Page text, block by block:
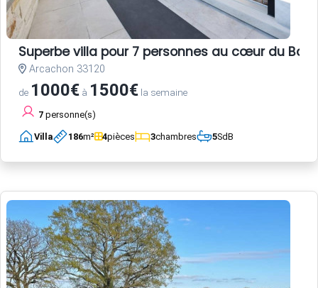
Superbe villa pour 7 personnes au cœur du
Arcachon 33120
de 1000€ à 1500€ la semaine
7 personne(s)
Villa 186m² 4pièces 3chambres 5SdB